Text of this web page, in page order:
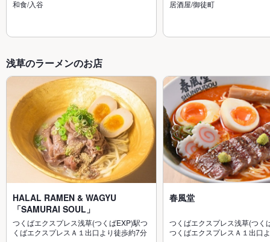
和食/入谷
居酒屋/御徒町
浅草のラーメンのお店
HALAL RAMEN & WAGYU
「SAMURAI SOUL」
つくばエクスプレス浅草(つくばEXP)駅つ
くばエクスプレスＡ１出口より徒歩約7分
春風堂
つくばエクスプレス浅草(つく
つくばエクスプレスＡ１出口